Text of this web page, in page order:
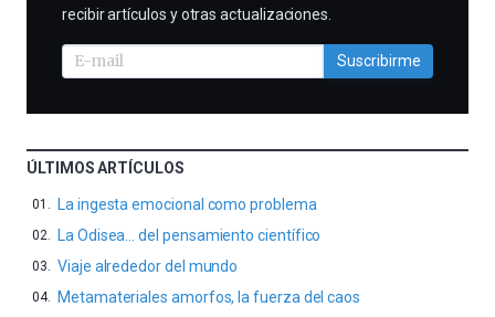
recibir artículos y otras actualizaciones.
Suscribirme
ÚLTIMOS ARTÍCULOS
La ingesta emocional como problema
La Odisea… del pensamiento científico
Viaje alrededor del mundo
Metamateriales amorfos, la fuerza del caos